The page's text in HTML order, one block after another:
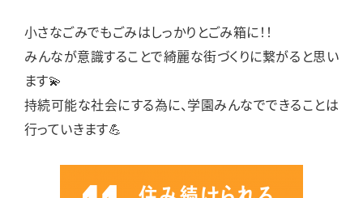
小さなごみでもごみはしっかりとごみ箱に！！
みんなが意識することで綺麗な街づくりに繋がると思い
ます💫
持続可能な社会にする為に、学園みんなでできることは
行っていきます💪